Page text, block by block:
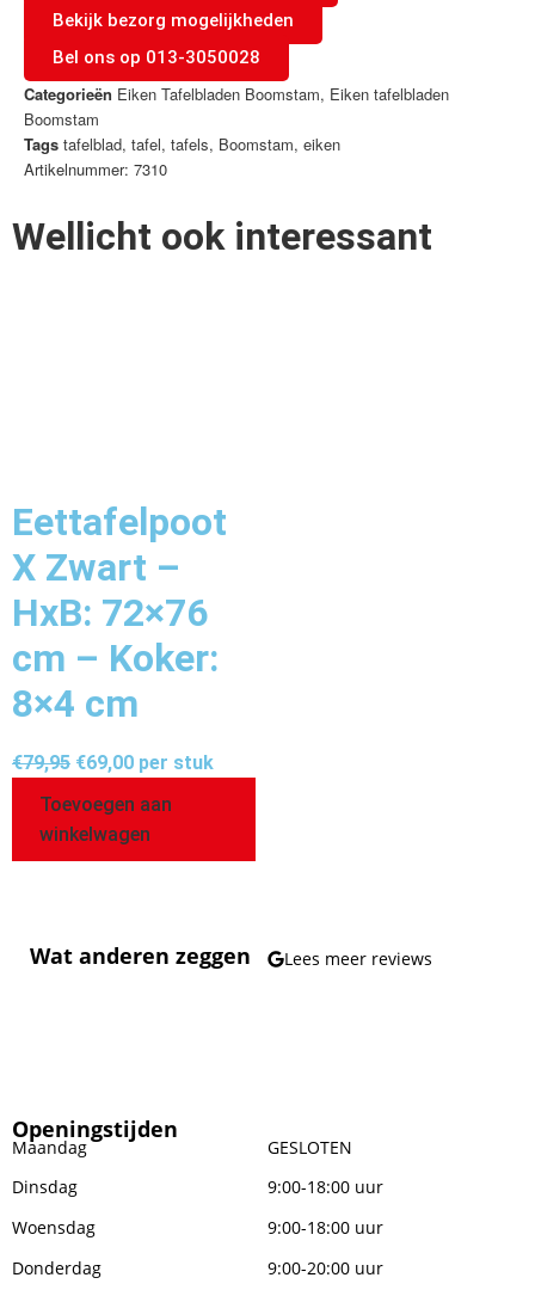
Bekijk bezorg mogelijkheden
Bel ons op 013-3050028
Categorieën Eiken Tafelbladen Boomstam, Eiken tafelbladen
Boomstam
Tags tafelblad, tafel, tafels, Boomstam, eiken
Artikelnummer: 7310
Wellicht ook interessant
Eettafelpoot
X Zwart –
HxB: 72×76
cm – Koker:
8×4 cm
€79,95 €69,00 per stuk
Toevoegen aan
winkelwagen
Wat anderen zeggen Lees meer reviews
Openingstijden
Maandag
GESLOTEN
Dinsdag
9:00-18:00 uur
Woensdag
9:00-18:00 uur
Donderdag
9:00-20:00 uur